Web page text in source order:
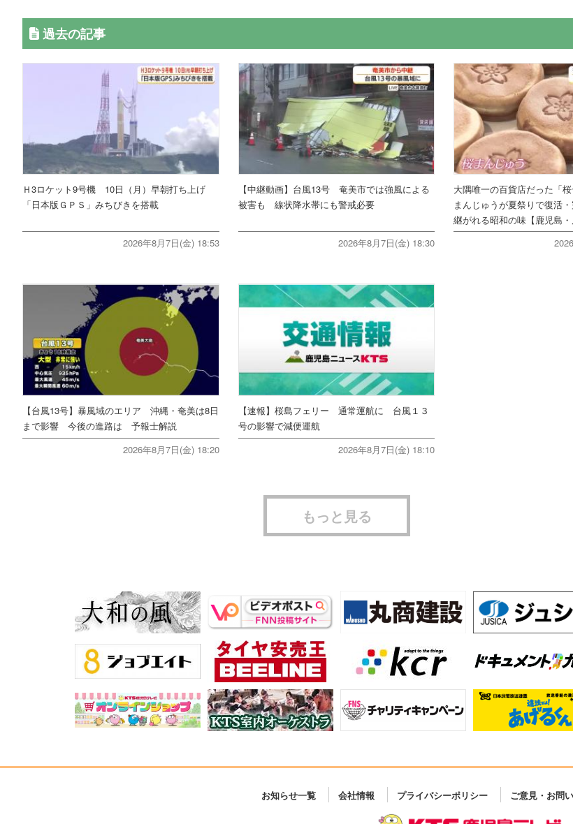
過去の記事
Ｈ3ロケット9号機 10日（月）早朝打ち上げ
「日本版ＧＰＳ」みちびきを搭載
2026年8月7日(金) 18:53
【中継動画】台風13号 奄美市では強風による
被害も 線状降水帯にも警戒必要
2026年8月7日(金) 18:30
大隅唯一の百貨店だった「
まんじゅうが夏祭りで復活
継がれる昭和の味【鹿児島・
【台風13号】暴風域のエリア 沖縄・奄美は8日
まで影響 今後の進路は 予報士解説
2026年8月7日(金) 18:20
【速報】桜島フェリー 通常運航に 台風１３
号の影響で減便運航
2026年8月7日(金) 18:10
もっと見る
お知らせ一覧 会社情報 プライバシーポリシー ご意見・お問